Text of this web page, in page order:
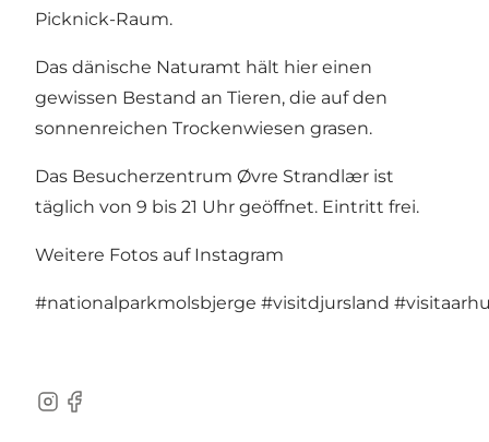
Picknick-Raum.
Das dänische Naturamt hält hier einen
gewissen Bestand an Tieren, die auf den
sonnenreichen Trockenwiesen grasen.
Das Besucherzentrum Øvre Strandlær ist
täglich von 9 bis 21 Uhr geöffnet. Eintritt frei.
Weitere Fotos auf Instagram
#nationalparkmolsbjerge #visitdjursland
Instagram
Facebook